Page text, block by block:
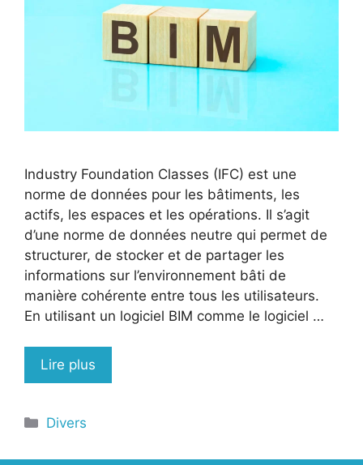
Industry Foundation Classes (IFC) est une
norme de données pour les bâtiments, les
actifs, les espaces et les opérations. Il s’agit
d’une norme de données neutre qui permet de
structurer, de stocker et de partager les
informations sur l’environnement bâti de
manière cohérente entre tous les utilisateurs.
En utilisant un logiciel BIM comme le logiciel …
Lire plus
Catégories
Divers